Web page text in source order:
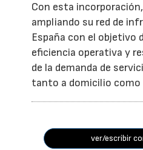
Con esta
ampliando su red de
España con el objetivo
eficiencia operativa y
de la demanda de
tanto a domicilio como
ver/escribir